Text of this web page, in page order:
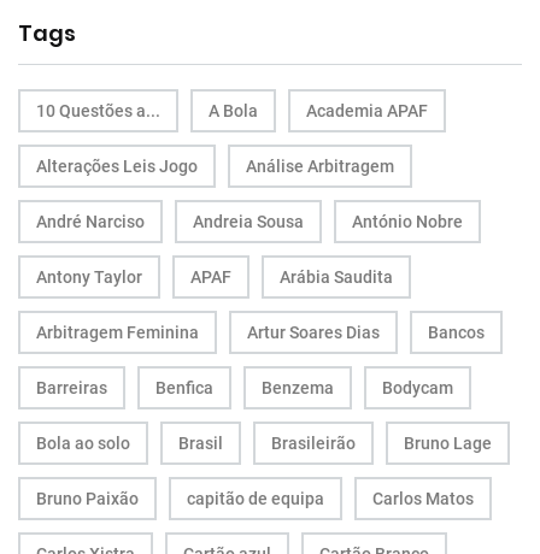
Tags
10 Questões a... A Bola Academia APAF
Alterações Leis Jogo Análise Arbitragem
André Narciso Andreia Sousa António Nobre
Antony Taylor APAF Arábia Saudita
Arbitragem Feminina Artur Soares Dias Bancos
Barreiras Benfica Benzema Bodycam
Bola ao solo Brasil Brasileirão Bruno Lage
Bruno Paixão capitão de equipa Carlos Matos